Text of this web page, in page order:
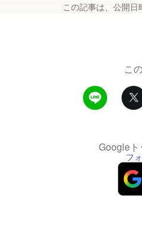
この記事は、公開日
こ
Google
フ